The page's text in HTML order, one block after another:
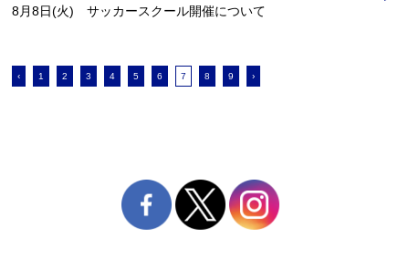
8月8日(火) サッカースクール開催について
‹ 1 2 3 4 5 6 7 8 9 ›